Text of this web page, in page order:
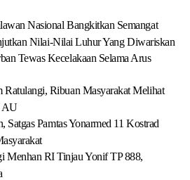
Nasional Bangkitkan Semangat
Nilai-Nilai Luhur Yang Diwariskan
Tewas Kecelakaan Selama Arus
Ratulangi, Ribuan Masyarakat Melihat
AU
Satgas Pamtas Yonarmed 11 Kostrad
Menhan RI Tinjau Yonif TP 888,